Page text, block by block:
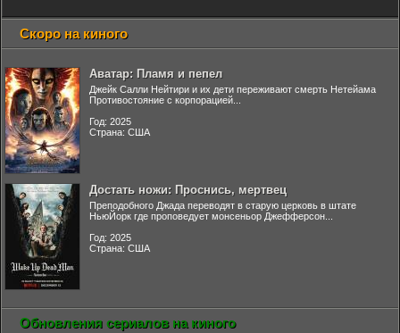
Скоро на киного
Аватар: Пламя и пепел
Джейк Салли Нейтири и их дети переживают смерть Нетейама
Противостояние с корпорацией...
Год: 2025
Страна: США
Достать ножи: Проснись, мертвец
Преподобного Джада переводят в старую церковь в штате
НьюЙорк где проповедует монсеньор Джефферсон...
Год: 2025
Страна: США
Обновления сериалов на киного